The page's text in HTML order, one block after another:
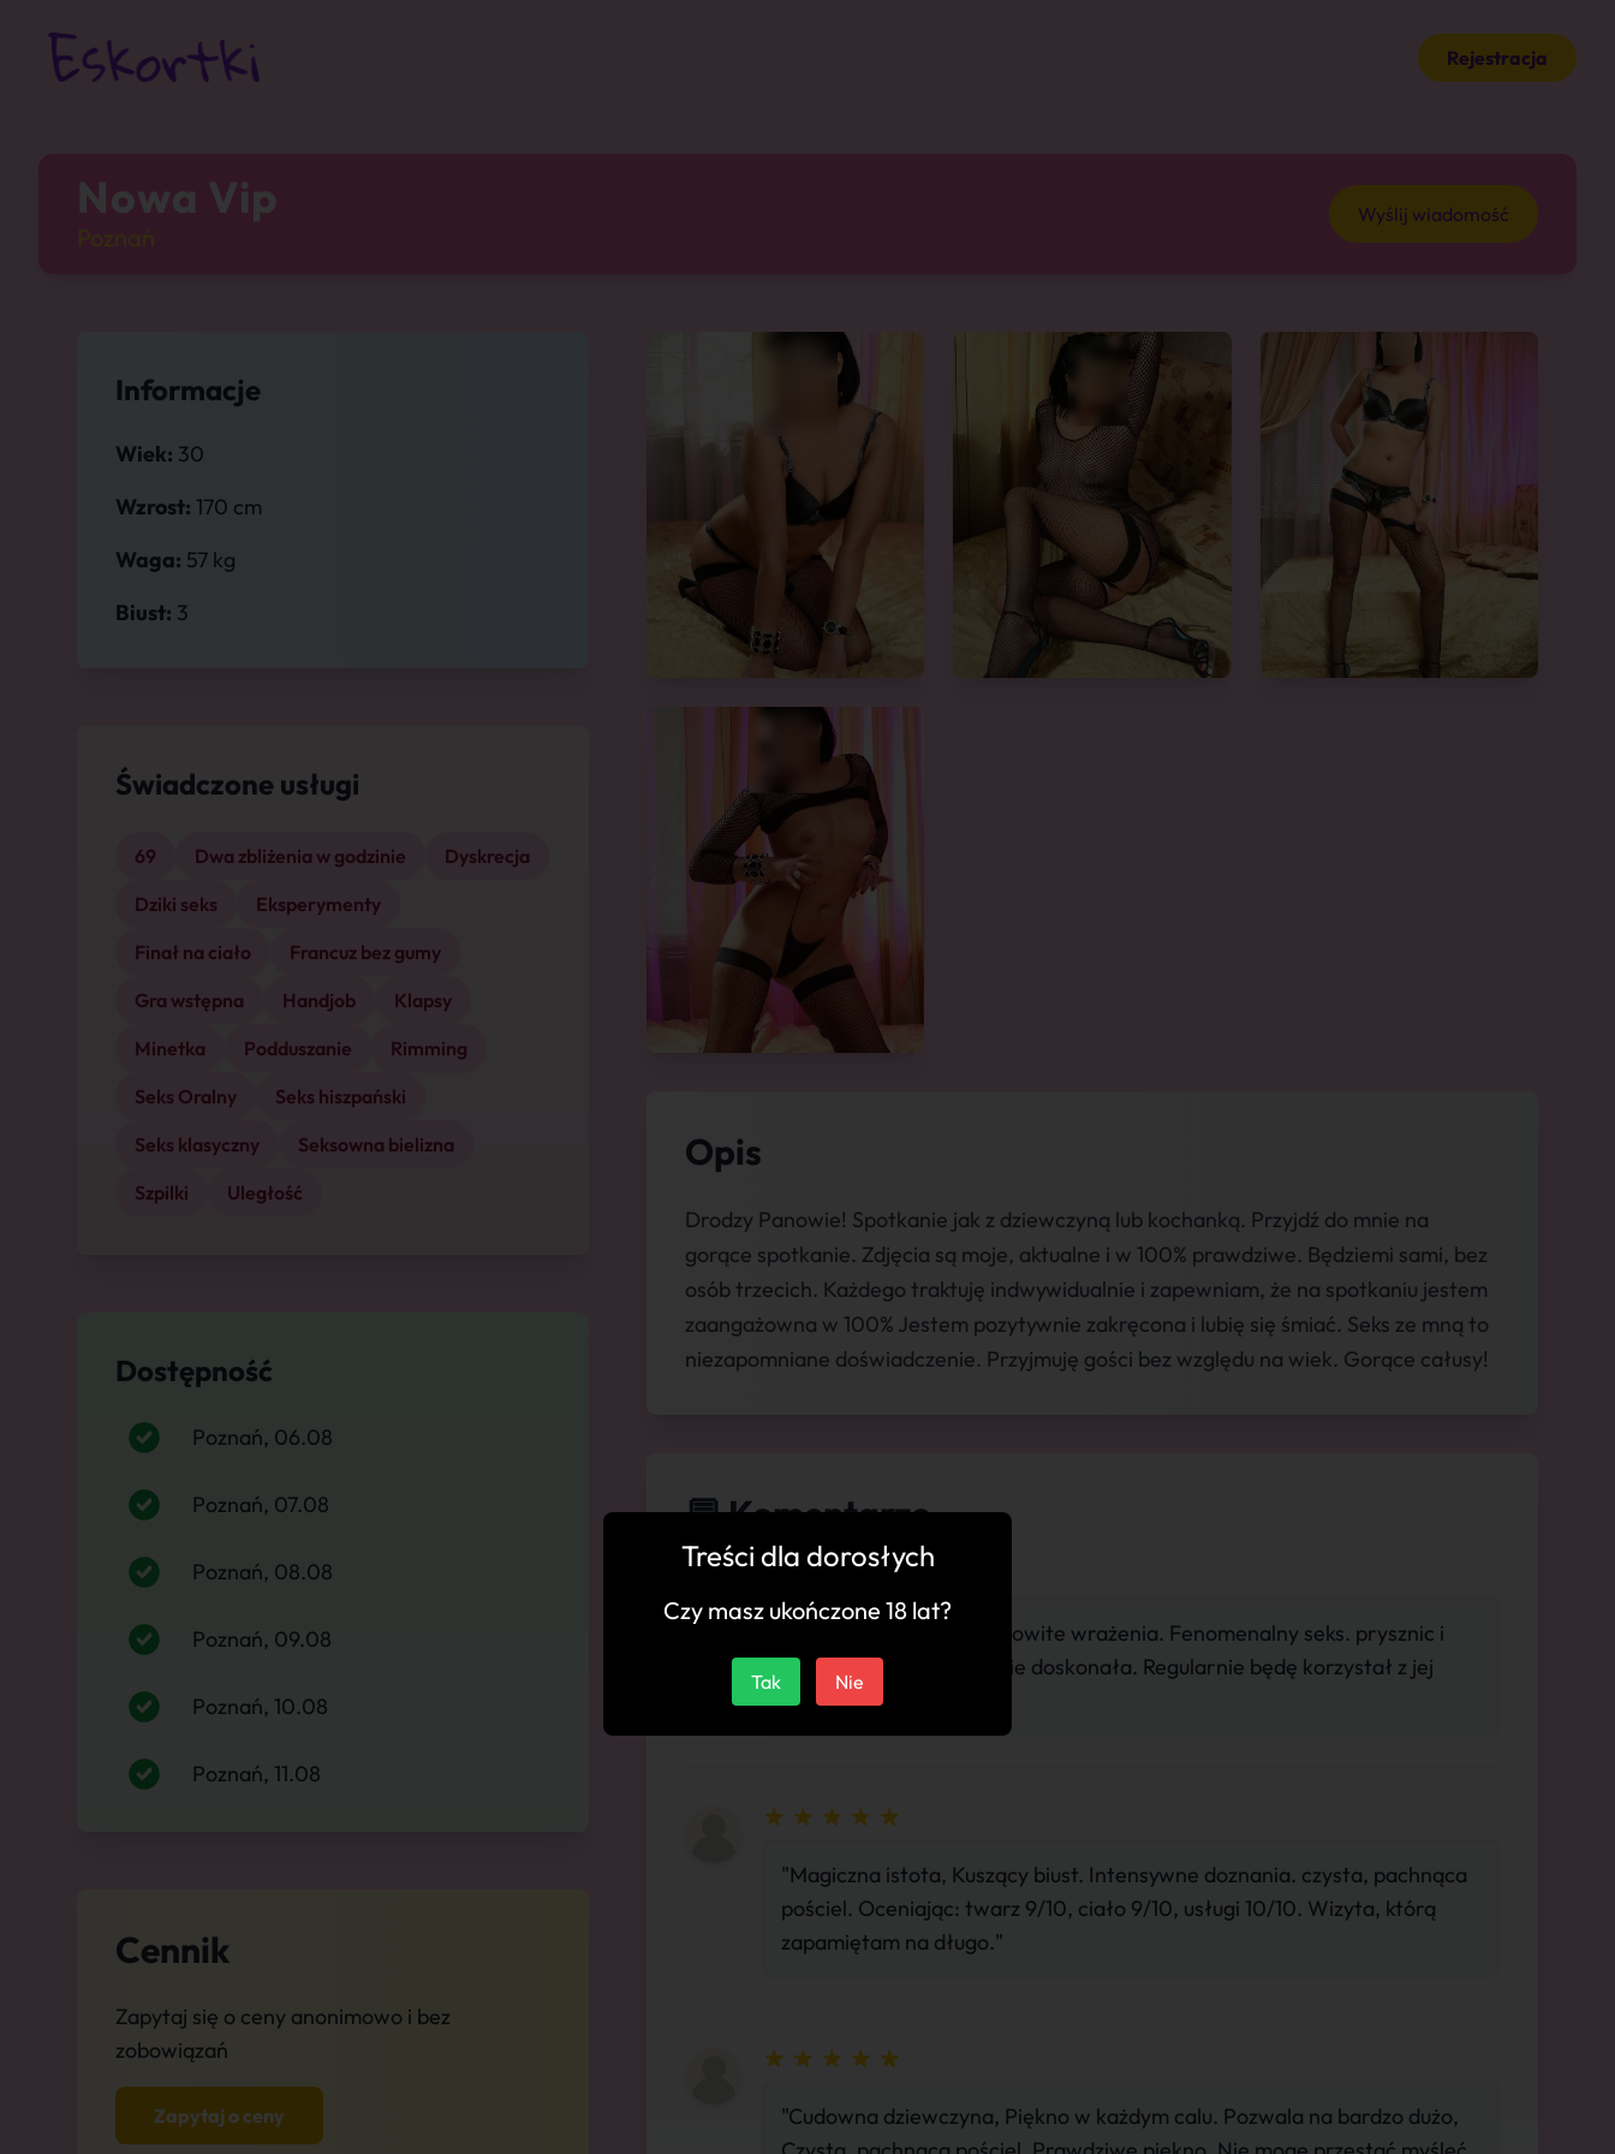
Rejestracja
Nowa Vip Wyślij wiadomość
Informacje
Wiek: 30
Wzrost: 170 cm
Waga: 57 kg
Biust: 3
Świadczone usługi
69 Dwa zbliżenia w godzinie
Dyskrecja
Dziki seks
Eksperymenty
Finał na ciało
Francuz bez gumy
Gra wstępna
Handjob
Klapsy
Minetka
Podduszanie
Rimming
Seks Oralny
Seks hiszpański
Seks klasyczny
Seksowna bielizna
Szpilki
Uległość
Dostępność
Poznań, 06.08
Poznań, 07.08
Poznań, 08.08
Poznań, 09.08
Poznań, 10.08
Poznań, 11.08
Cennik
Zapytaj się o ceny anonimowo i bez
zobowiązań
Zapytaj o ceny
Opis
Drodzy Panowie! Spotkanie jak z dziewczyną lub kochanką. Przyjdź do mnie na
gorące spotkanie. Zdjęcia są moje, aktualne i w 100% prawdziwe. Będziemi sami, bez
osób trzecich. Każdego traktuję indwywidualnie i zapewniam, że na spotkaniu jestem
zaangażowna w 100% Jestem pozytywnie zakręcona i lubię się śmiać. Seks ze mną to
niezapomniane doświadczenie. Przyjmuję gości bez względu na wiek. Gorące całusy!
💬 Komentarze
"Pełna wdzięku, Niesamowite wrażenia. Fenomenalny seks. prysznic i
czysty ręcznik. Absolutnie doskonała. Regularnie będę korzystał z jej
usług."
"Magiczna istota, Kuszący biust. Intensywne doznania. czysta, pachnąca
pościel. Oceniając: twarz 9/10, ciało 9/10, usługi 10/10. Wizyta, którą
zapamiętam na długo."
"Cudowna dziewczyna, Piękno w każdym calu. Pozwala na bardzo dużo,
Treści dla dorosłych
Czy masz ukończone 18 lat?
Tak Nie